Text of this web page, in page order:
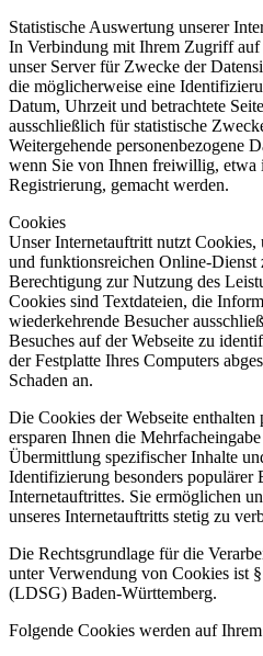
Statistische Auswertung unserer
In Verbindung mit Ihrem Zugriff auf
unser Server für Zwecke der
die möglicherweise eine
Datum, Uhrzeit und betrachtete
ausschließlich für statistische
Weitergehende personenbezogene
wenn Sie von Ihnen freiwillig, etwa
Registrierung, gemacht werden.
Cookies
Unser Internetauftritt nutzt
und funktionsreichen Online-Dienst
Berechtigung zur Nutzung des
Cookies sind Textdateien, die
wiederkehrende Besucher
Besuches auf der Webseite zu
der Festplatte Ihres Computers
Schaden an.
Die Cookies der Webseite
ersparen Ihnen die
Übermittlung spezifischer Inhalte
Identifizierung besonders populärer
Internetauftrittes. Sie ermöglichen
unseres Internetauftritts stetig zu
Die Rechtsgrundlage für die
unter Verwendung von Cookies ist
(LDSG) Baden-Württemberg.
Folgende Cookies werden auf